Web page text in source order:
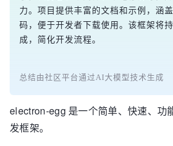
力。项目提供丰富的文档和示例，涵
码，便于开发者下载使用。该框架将
成，简化开发流程。
总结由社区平台通过AI大模型技术生成
electron-egg 是一个简单、快速、功
发框架。